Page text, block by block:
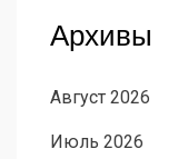
Архивы
Август 2026
Июль 2026